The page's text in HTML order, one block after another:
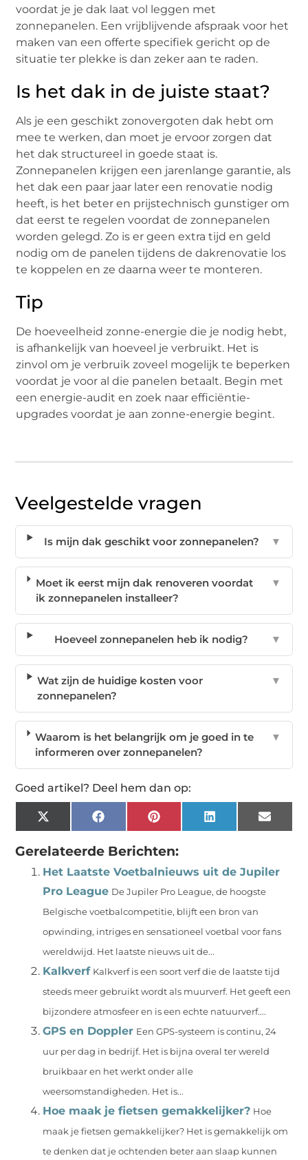
voordat je je dak laat vol leggen met
zonnepanelen. Een vrijblijvende afspraak voor het
maken van een offerte specifiek gericht op de
situatie ter plekke is dan zeker aan te raden.
Is het dak in de juiste staat?
Als je een geschikt zonovergoten dak hebt om
mee te werken, dan moet je ervoor zorgen dat
het dak structureel in goede staat is.
Zonnepanelen krijgen een jarenlange garantie, als
het dak een paar jaar later een renovatie nodig
heeft, is het beter en prijstechnisch gunstiger om
dat eerst te regelen voordat de zonnepanelen
worden gelegd. Zo is er geen extra tijd en geld
nodig om de panelen tijdens de dakrenovatie los
te koppelen en ze daarna weer te monteren.
Tip
De hoeveelheid zonne-energie die je nodig hebt,
is afhankelijk van hoeveel je verbruikt. Het is
zinvol om je verbruik zoveel mogelijk te beperken
voordat je voor al die panelen betaalt. Begin met
een energie-audit en zoek naar efficiëntie-
upgrades voordat je aan zonne-energie begint.
Veelgestelde vragen
Is mijn dak geschikt voor zonnepanelen? ▼
Moet ik eerst mijn dak renoveren voordat
ik zonnepanelen installeer?
▼
Hoeveel zonnepanelen heb ik nodig? ▼
Wat zijn de huidige kosten voor
zonnepanelen?
▼
Waarom is het belangrijk om je goed in te
informeren over zonnepanelen?
▼
Goed artikel? Deel hem dan op:
X
(Twitter)
FacebookPinterest LinkedIn Email
Gerelateerde Berichten:
Het Laatste Voetbalnieuws uit de Jupiler
Pro League De Jupiler Pro League, de hoogste
Belgische voetbalcompetitie, blijft een bron van
opwinding, intriges en sensationeel voetbal voor fans
wereldwijd. Het laatste nieuws uit de...
Kalkverf Kalkverf is een soort verf die de laatste tijd
steeds meer gebruikt wordt als muurverf. Het geeft een
bijzondere atmosfeer en is een echte natuurverf....
GPS en Doppler Een GPS-systeem is continu, 24
uur per dag in bedrijf. Het is bijna overal ter wereld
bruikbaar en het werkt onder alle
weersomstandigheden. Het is...
Hoe maak je fietsen gemakkelijker? Hoe
maak je fietsen gemakkelijker? Het is gemakkelijk om
te denken dat je ochtenden beter aan slaap kunnen